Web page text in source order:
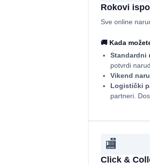
Rokovi
Sve online
🚚 Kada
Standardni
potvrdi
Vikend
Logistički
partneri.
🏬
Click &